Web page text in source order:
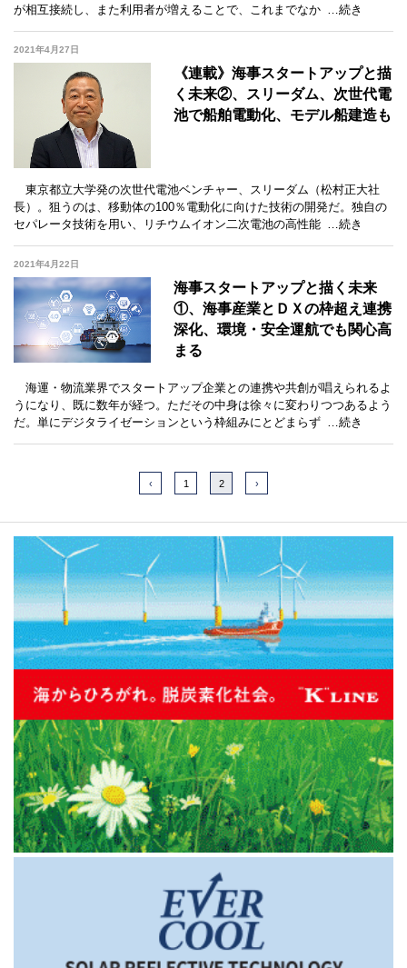
が相互接続し、また利用者が増えることで、これまでなか …続き
2021年4月27日
《連載》海事スタートアップと描
く未来②、スリーダム、次世代電
池で船舶電動化、モデル船建造も
東京都立大学発の次世代電池ベンチャー、スリーダム（松村正大社
長）。狙うのは、移動体の100％電動化に向けた技術の開発だ。独自の
セパレータ技術を用い、リチウムイオン二次電池の高性能 …続き
2021年4月22日
海事スタートアップと描く未来
①、海事産業とＤＸの枠超え連携
深化、環境・安全運航でも関心高
まる
海運・物流業界でスタートアップ企業との連携や共創が唱えられるよ
うになり、既に数年が経つ。ただその中身は徐々に変わりつつあるよう
だ。単にデジタライゼーションという枠組みにとどまらず …続き
‹ 1 2 ›